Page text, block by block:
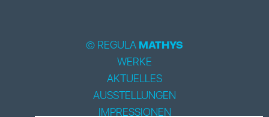
© REGULA MATHYS
WERKE
AKTUELLES
AUSSTELLUNGEN
IMPRESSIONEN